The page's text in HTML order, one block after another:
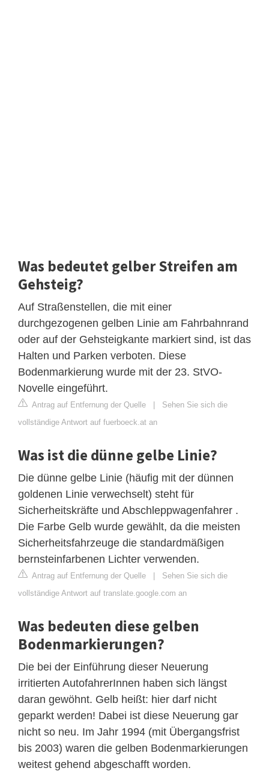
Was bedeutet gelber Streifen am
Gehsteig?
Auf Straßenstellen, die mit einer
durchgezogenen gelben Linie am Fahrbahnrand
oder auf der Gehsteigkante markiert sind, ist das
Halten und Parken verboten. Diese
Bodenmarkierung wurde mit der 23. StVO-
Novelle eingeführt.
Antrag auf Entfernung der Quelle | Sehen Sie sich die
vollständige Antwort auf fuerboeck.at an
Was ist die dünne gelbe Linie?
Die dünne gelbe Linie (häufig mit der dünnen
goldenen Linie verwechselt) steht für
Sicherheitskräfte und Abschleppwagenfahrer .
Die Farbe Gelb wurde gewählt, da die meisten
Sicherheitsfahrzeuge die standardmäßigen
bernsteinfarbenen Lichter verwenden.
Antrag auf Entfernung der Quelle | Sehen Sie sich die
vollständige Antwort auf translate.google.com an
Was bedeuten diese gelben
Bodenmarkierungen?
Die bei der Einführung dieser Neuerung
irritierten AutofahrerInnen haben sich längst
daran gewöhnt. Gelb heißt: hier darf nicht
geparkt werden! Dabei ist diese Neuerung gar
nicht so neu. Im Jahr 1994 (mit Übergangsfrist
bis 2003) waren die gelben Bodenmarkierungen
weitest gehend abgeschafft worden.